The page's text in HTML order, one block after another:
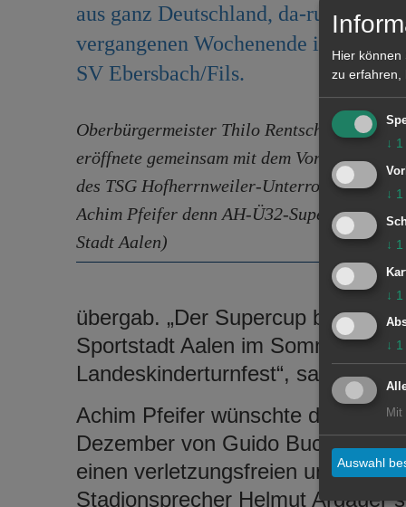
aus ganz Deutschland, da-runter
vergangenen Wochenende ihren
SV Ebersbach/Fils.
Oberbürgermeister Thilo Rentschler
eröffnete gemeinsam mit dem Vorsitzenden
des TSG Hofherrnweiler-Unterrombach
Achim Pfeifer denn AH-Ü32-Supercup. (©
Stadt Aalen)
übergab. „Der Supercup bildet
Sportstadt Aalen im Sommer
Landeskinderturnfest“, sagte
Achim Pfeifer wünschte dem
Dezember von Guido Buchwald
einen verletzungsfreien und
Stadionsprecher Helmut Argauer
Hier können
zu erfahren,
↓ 1
↓ 1
↓ 1
↓ 1
↓ 1
Mit
Auswahl